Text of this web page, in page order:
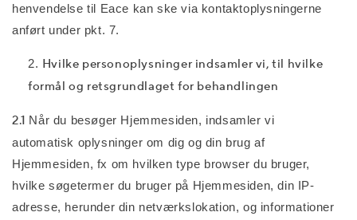
henvendelse til Eace kan ske via kontaktoplysningerne
anført under pkt. 7.
Hvilke personoplysninger indsamler vi, til hvilke
formål og retsgrundlaget for behandlingen
2.1 Når du besøger Hjemmesiden, indsamler vi
automatisk oplysninger om dig og din brug af
Hjemmesiden, fx om hvilken type browser du bruger,
hvilke søgetermer du bruger på Hjemmesiden, din IP-
adresse, herunder din netværkslokation, og informationer